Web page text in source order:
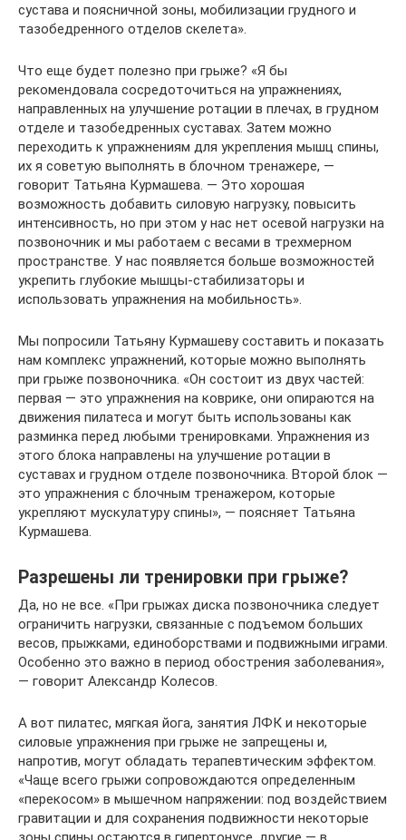
сустава и поясничной зоны, мобилизации грудного и
тазобедренного отделов скелета».
Что еще будет полезно при грыже? «Я бы
рекомендовала сосредоточиться на упражнениях,
направленных на улучшение ротации в плечах, в грудном
отделе и тазобедренных суставах. Затем можно
переходить к упражнениям для укрепления мышц спины,
их я советую выполнять в блочном тренажере, —
говорит Татьяна Курмашева. — Это хорошая
возможность добавить силовую нагрузку, повысить
интенсивность, но при этом у нас нет осевой нагрузки на
позвоночник и мы работаем с весами в трехмерном
пространстве. У нас появляется больше возможностей
укрепить глубокие мышцы-стабилизаторы и
использовать упражнения на мобильность».
Мы попросили Татьяну Курмашеву составить и показать
нам комплекс упражнений, которые можно выполнять
при грыже позвоночника. «Он состоит из двух частей:
первая — это упражнения на коврике, они опираются на
движения пилатеса и могут быть использованы как
разминка перед любыми тренировками. Упражнения из
этого блока направлены на улучшение ротации в
суставах и грудном отделе позвоночника. Второй блок —
это упражнения с блочным тренажером, которые
укрепляют мускулатуру спины», — поясняет Татьяна
Курмашева.
Разрешены ли тренировки при грыже?
Да, но не все. «При грыжах диска позвоночника следует
ограничить нагрузки, связанные с подъемом больших
весов, прыжками, единоборствами и подвижными играми.
Особенно это важно в период обострения заболевания»,
— говорит Александр Колесов.
А вот пилатес, мягкая йога, занятия ЛФК и некоторые
силовые упражнения при грыже не запрещены и,
напротив, могут обладать терапевтическим эффектом.
«Чаще всего грыжи сопровождаются определенным
«перекосом» в мышечном напряжении: под воздействием
гравитации и для сохранения подвижности некоторые